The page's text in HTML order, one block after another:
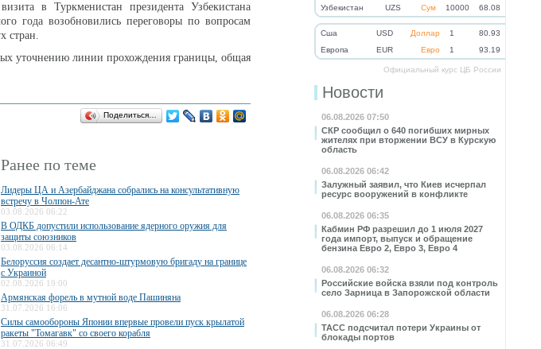
Узбекистан
UZS Сум 10000 68.08
Cша USD Доллар 1
80.93
Eвропа
EUR Евро 1 93.19
Официальный курс ЦБ России
Новости
06.08.2026 07:50
СКР сообщил о 640 погибших мирных
жителях при вторжении ВСУ в Курскую
область
06.08.2026 06:42
Залужный заявил, что Киев исчерпал
ресурс вооружений в конфликте
06.08.2026 06:35
Кабмин РФ разрешил до 1 июля 2027
года импорт, выпуск и обращение
бензина Евро 2, Евро 3, Евро 4
06.08.2026 06:32
Российские войска взяли под контроль
село Зарница в Запорожской области
06.08.2026 06:28
ТАСС подсчитал потери Украины от
блокады портов
в Туркменистан президента Узбекистана
года возобновились переговоры по вопросам
стран.
уточнению линии прохождения границы, общая
Поделиться…
Ранее по теме
Лидеры ЦА и Азербайджана собрались на консультативную
встречу в Чолпон-Ате
03.08.2026 06:22
В ОДКБ допустили использование ядерного оружия для
защиты союзников
03.08.2026 06:14
Белоруссия создает десантно-штурмовую бригаду на границе
с Украиной
02.08.2026 19:00
Армянская форель в мутной воде Пашиняна
31.07.2026 16:06
Силы самообороны Японии впервые провели пуск крылатой
ракеты "Томагавк" со своего корабля
31.07.2026 06:49